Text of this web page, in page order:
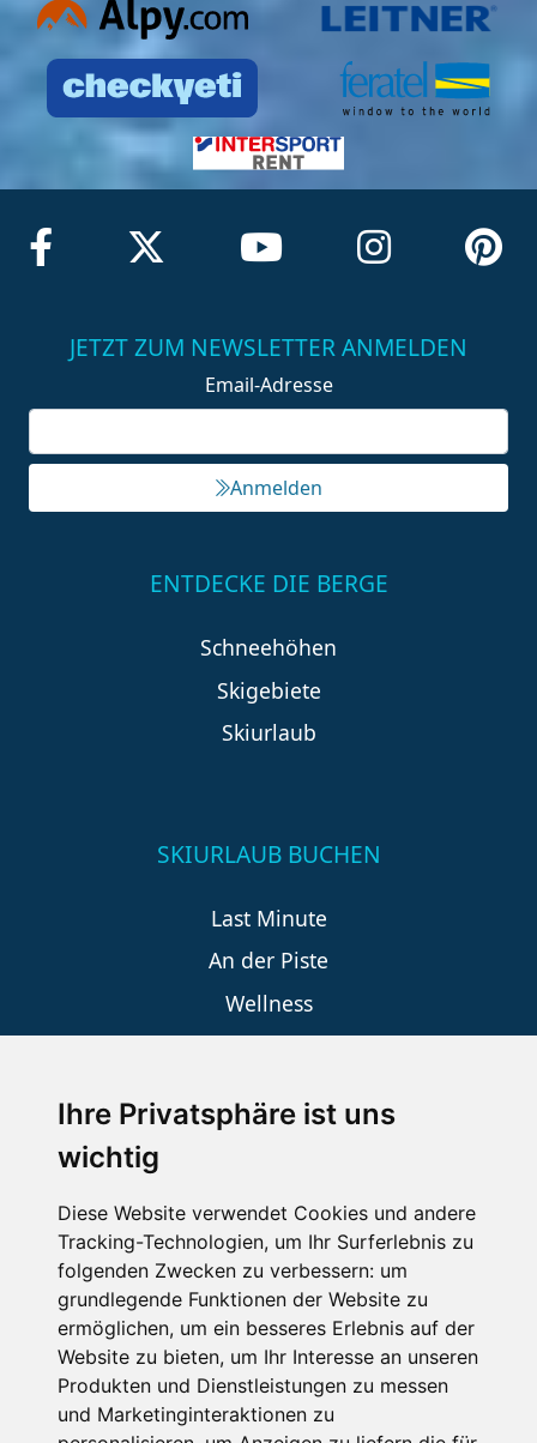
Ihre Privatsphäre ist uns
wichtig
Diese Website verwendet Cookies und andere
Tracking-Technologien, um Ihr Surferlebnis zu
folgenden Zwecken zu verbessern: um
grundlegende Funktionen der Website zu
ermöglichen, um ein besseres Erlebnis auf der
Website zu bieten, um Ihr Interesse an unseren
Produkten und Dienstleistungen zu messen
und Marketinginteraktionen zu
JETZT ZUM NEWSLETTER ANMELDEN
Email-Adresse
Anmelden
ENTDECKE DIE BERGE
Schneehöhen
Skigebiete
Skiurlaub
SKIURLAUB BUCHEN
Last Minute
An der Piste
Wellness
SCHNEEHÖHEN SKI APP
Die Schneehoehen Ski APP für iOS und Android - Ein
Muss für alle Wintersportler und Schneefreaks!